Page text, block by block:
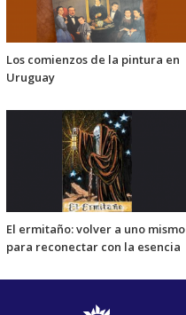
Los comienzos de la pintura en
Uruguay
El ermitaño: volver a uno mismo
para reconectar con la esencia